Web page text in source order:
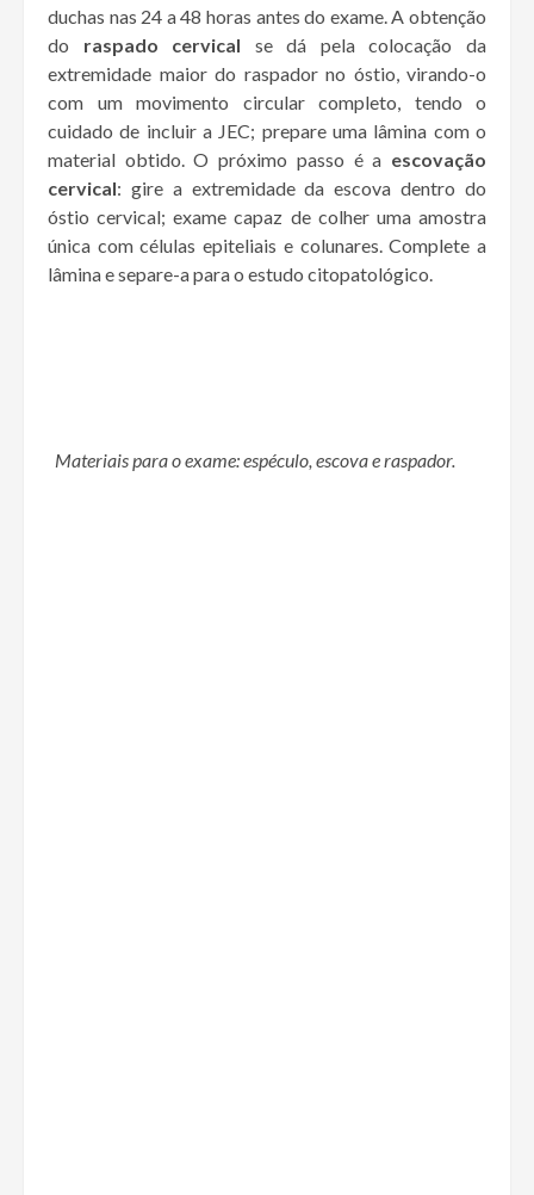
duchas nas 24 a 48 horas antes do exame. A obtenção
do raspado cervical se dá pela colocação da
extremidade maior do raspador no óstio, virando-o
com um movimento circular completo, tendo o
cuidado de incluir a JEC; prepare uma lâmina com o
material obtido. O próximo passo é a escovação
cervical: gire a extremidade da escova dentro do
óstio cervical; exame capaz de colher uma amostra
única com células epiteliais e colunares. Complete a
lâmina e separe-a para o estudo citopatológico.
Materiais para o exame: espéculo, escova e raspador.